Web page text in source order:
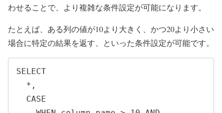
わせることで、より複雑な条件設定が可能になります。
たとえば、ある列の値が10より大きく、かつ20より小さい
場合に特定の結果を返す、といった条件設定が可能です。
SELECT